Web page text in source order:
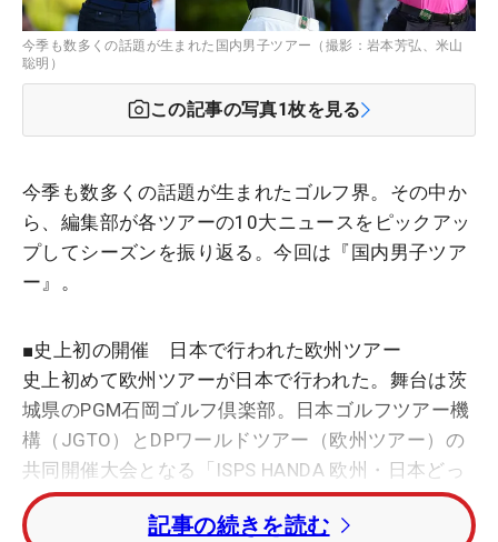
今季も数多くの話題が生まれた国内男子ツアー（撮影：岩本芳弘、米山
聡明）
この記事の写真1枚を見る
今季も数多くの話題が生まれたゴルフ界。その中か
ら、編集部が各ツアーの10大ニュースをピックアッ
プしてシーズンを振り返る。今回は『国内男子ツア
ー』。
■史上初の開催 日本で行われた欧州ツアー
史上初めて欧州ツアーが日本で行われた。舞台は茨
城県のPGM石岡ゴルフ倶楽部。日本ゴルフツアー機
構（JGTO）とDPワールドツアー（欧州ツアー）の
共同開催大会となる「ISPS HANDA 欧州・日本どっ
ちが勝つかトーナメント！」が行われた。本大会は
2022年に新設。その第1回大会は新型コロナウイル
記事の続きを読む